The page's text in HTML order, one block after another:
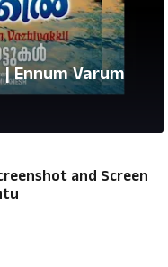
Varum
and Screen